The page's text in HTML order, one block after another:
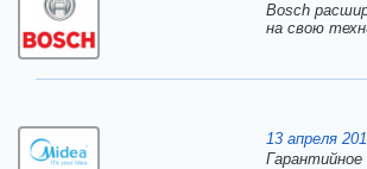
Bosch
на свою
13 апреля
Гарантийное